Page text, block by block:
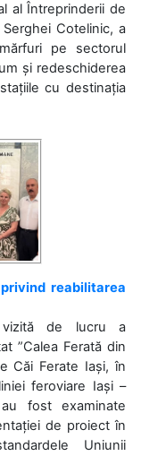
al Întreprinderii de
Serghei Cotelinic, a
pe sectorul
și redeschiderea
cu destinația
reabilitarea
de lucru a
”Calea Ferată din
Căi Ferate Iași, în
feroviare Iași –
fost examinate
de proiect în
Uniunii